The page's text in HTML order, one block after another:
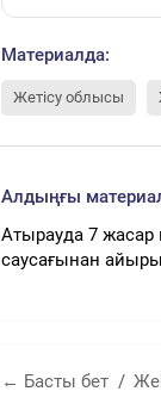
Материалда:
Жетісу облысы
Алдыңғы
Атырауда 7
саусағынан
← Басты бет